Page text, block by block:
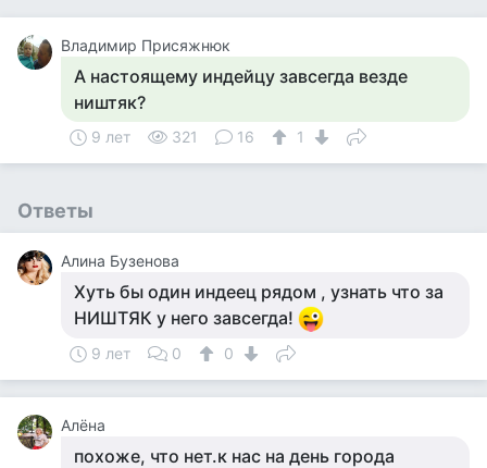
Владимир Присяжнюк
А настоящему индейцу завсегда везде
ништяк?
9 лет 321 16 1
Ответы
Алина Бузенова
Хуть бы один индеец рядом , узнать что за
НИШТЯК у него завсегда!
9 лет 0 0
Алёна
похоже, что нет.к нас на день города